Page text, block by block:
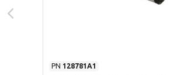
PN 128781A1